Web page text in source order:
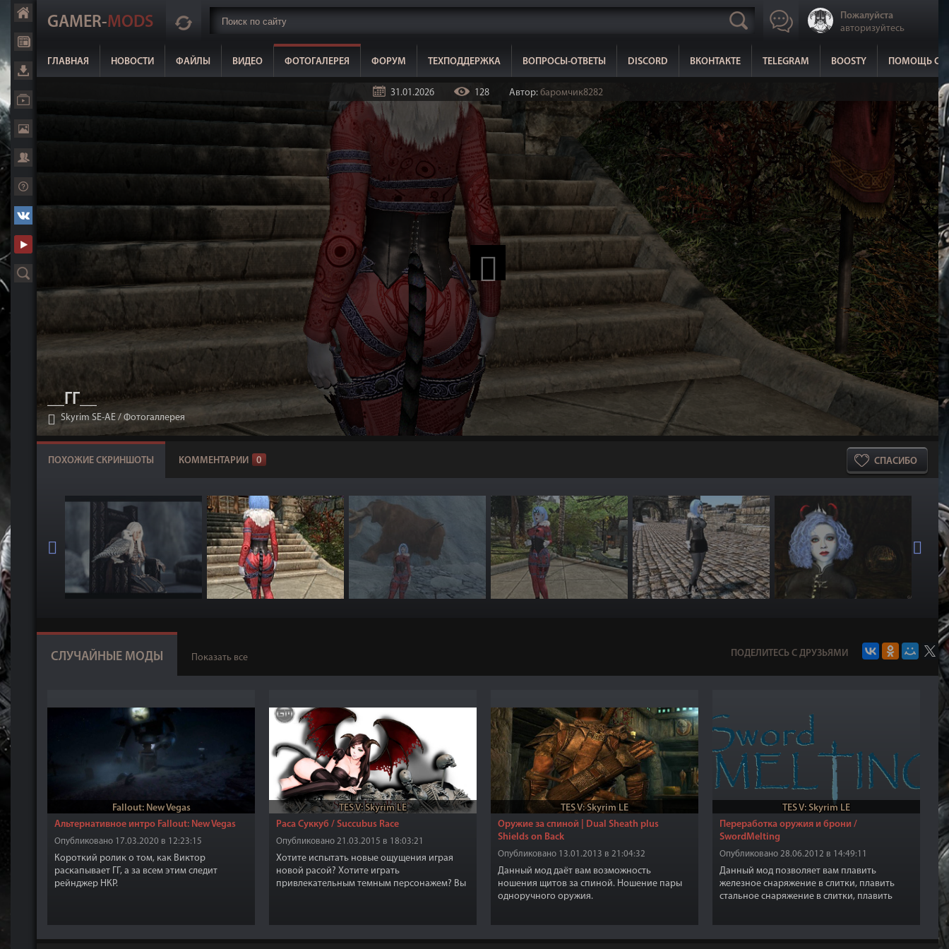
GAMER-MODS
Пожалуйста
авторизуйтесь
ГЛАВНАЯ НОВОСТИ ФАЙЛЫ ВИДЕО ФОТОГАЛЕРЕЯ ФОРУМ ТЕХПОДДЕРЖКА ВОПРОСЫ-ОТВЕТЫ DISCORD ВКОНТАКТЕ TELEGRAM BOOSTY ПОМОЩЬ
31.01.2026 128 Автор: баромчик8282
__ГГ__
Skyrim SE-АЕ / Фотогаллерея
СПАСИБО
ПОХОЖИЕ СКРИНШОТЫ КОММЕНТАРИИ 0
СЛУЧАЙНЫЕ МОДЫ Показать все ПОДЕЛИТЕСЬ С ДРУЗЬЯМИ
Fallout: New Vegas
Альтернативное интро Fallout: New Vegas
Опубликовано 17.03.2020 в 12:23:15
Короткий ролик о том, как Виктор
раскапывает ГГ, а за всем этим следит
рейнджер НКР.
TES V: Skyrim LE
Раса Суккуб / Succubus Race
Опубликовано 21.03.2015 в 18:03:21
Хотите испытать новые ощущения играя
новой расой? Хотите играть
привлекательным темным персонажем? Вы
TES V: Skyrim LE
Оружие за спиной | Dual Sheath plus
Shields on Back
Опубликовано 13.01.2013 в 21:04:32
Данный мод даёт вам возможность
ношения щитов за спиной. Ношение пары
одноручного оружия.
TES V: Skyrim LE
Переработка оружия и брони /
SwordMelting
Опубликовано 28.06.2012 в 14:49:11
Данный мод позволяет вам плавить
железное снаряжение в слитки, плавить
стальное снаряжение в слитки, плавить